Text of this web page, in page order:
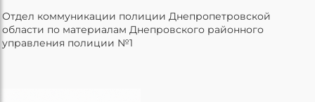
Отдел коммуникации полиции Днепропетровской
области по материалам Днепровского районного
управления полиции №1